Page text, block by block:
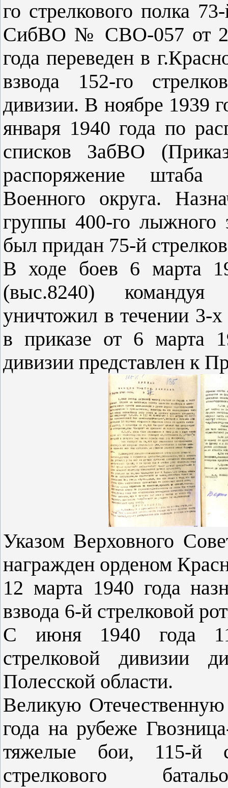
го стрелкового полка
СибВО № СВО-057 от
года переведен в
взвода 152-го
дивизии. В ноябре 1939
января 1940 года по
списков ЗабВО
распоряжение штаба
Военного округа.
группы 400-го лыжного
был придан 75-й
В ходе боев 6 марта
(выс.8240)
уничтожил в течении 3-
в приказе от 6 марта
дивизии представлен к
Указом Верховного
награжден орденом
12 марта 1940 года
взвода 6-й стрелковой
С июня 1940 года
стрелковой дивизии
Полесской области.
Великую
года на рубеже
тяжелые бои, 115-й
стрелкового